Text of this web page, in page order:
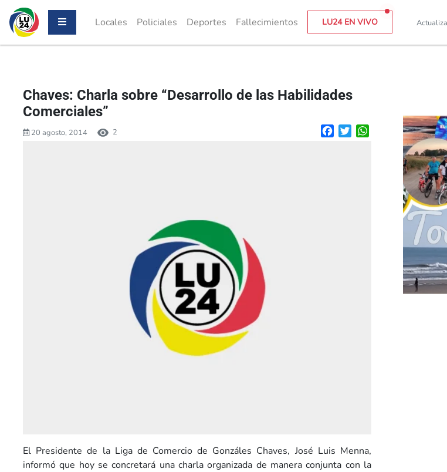
Locales Policiales Deportes Fallecimientos LU24 EN VIVO
Chaves: Charla sobre “Desarrollo de las Habilidades
Comerciales”
20 agosto, 2014 2 FacebookTwitterWhatsApp
El Presidente de la Liga de Comercio de Gonzáles Chaves, José Luis Menna,
informó que hoy se concretará una charla organizada de manera conjunta con la